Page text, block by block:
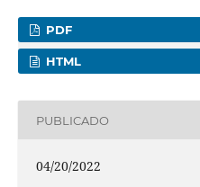
PDF
HTML
PUBLICADO
04/20/2022